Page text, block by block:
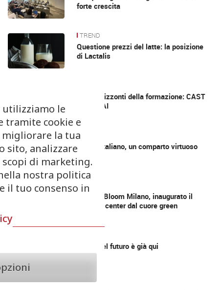
forte crescita
TREND
Questione prezzi del latte: la posizione
di Lactalis
Nuovi orizzonti della formazione: CAST
apre all’AI
TREND
Lievito italiano, un comparto virtuoso
TREND
Merlata Bloom Milano, inaugurato il
lifestyle center dal cuore green
Il cibo del futuro è già qui
le
tramite cookie e
la tua
sito, analizzare
di marketing.
nostra politica
il tuo consenso in